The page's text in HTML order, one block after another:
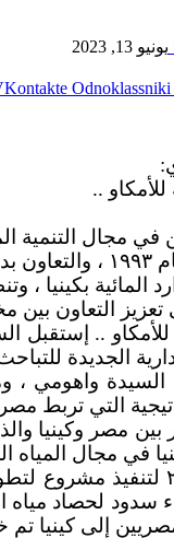
يونيو 13, 2023
Odnoklassniki
..
في مجال التنمية
جوفى
المائية
التعاون بين
.. إستقبل
الجديدة
واهومي ،
التي
مجال المياه
كما تم توقيع مذكرة
سدود لحصاد مياه
إلى كينيا